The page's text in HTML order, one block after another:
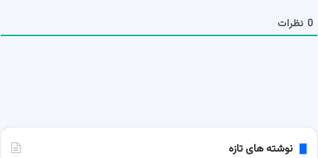
0 نظرات
نوشته های تازه